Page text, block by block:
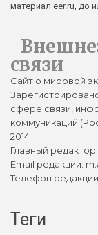
материал eer.ru, до
связи
Сайт о мировой
сфере связи,
коммуникаций
2014
Главный
Email редакции:
Телефон
Теги